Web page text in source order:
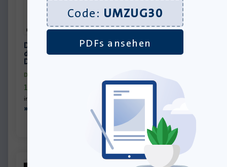
Der Bau | Josefine, die Sängerin oder Das Volk
der Mäuse – Franz Kafka – Hörbuch MP3-
Download
Download-Produkt
15,00
inkl. MwSt., zzgl. Versandkosten
»In den Warenkorb
Code: UMZUG30
PDFs ansehen